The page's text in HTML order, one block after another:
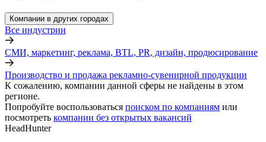
Компании в других городах
Все индустрии
СМИ, маркетинг, реклама, BTL, PR, дизайн, продюсирование
Производство и продажа рекламно-сувенирной продукции
К сожалению, компании данной сферы не найдены в этом
регионе.
Попробуйте воспользоваться поиском по компаниям или
посмотреть компании без открытых вакансий
HeadHunter